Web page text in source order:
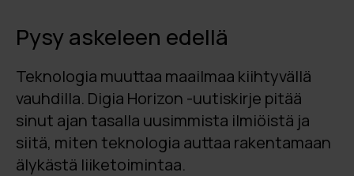
Pysy askeleen edellä
Teknologia muuttaa maailmaa kiihtyvällä
vauhdilla. Digia Horizon -uutiskirje pitää
sinut ajan tasalla uusimmista ilmiöistä ja
siitä, miten teknologia auttaa rakentamaan
älykästä liiketoimintaa.